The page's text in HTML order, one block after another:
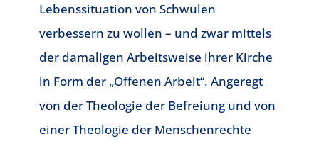
Lebenssituation von Schwulen
verbessern zu wollen – und zwar mittels
der damaligen Arbeitsweise ihrer Kirche
in Form der „Offenen Arbeit“. Angeregt
von der Theologie der Befreiung und von
einer Theologie der Menschenrechte